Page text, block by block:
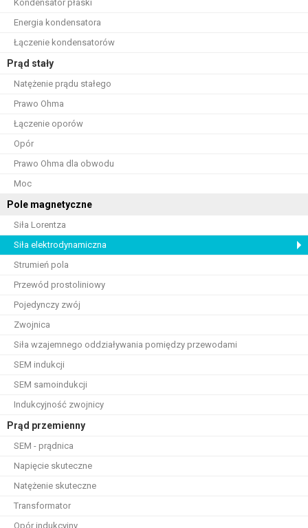
Kondensator płaski
Energia kondensatora
Łączenie kondensatorów
Prąd stały
Natężenie prądu stałego
Prawo Ohma
Łączenie oporów
Opór
Prawo Ohma dla obwodu
Moc
Pole magnetyczne
Siła Lorentza
Siła elektrodynamiczna
Strumień pola
Przewód prostoliniowy
Pojedynczy zwój
Zwojnica
Siła wzajemnego oddziaływania pomiędzy przewodami
SEM indukcji
SEM samoindukcji
Indukcyjność zwojnicy
Prąd przemienny
SEM - prądnica
Napięcie skuteczne
Natężenie skuteczne
Transformator
Opór indukcyjny